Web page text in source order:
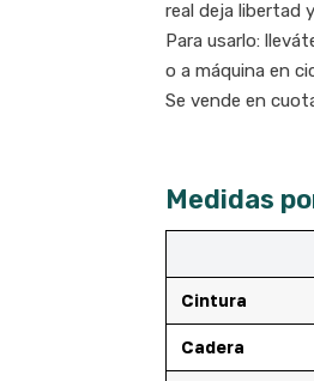
real deja libertad
Para usarlo:
o a máquina en
Se vende en
Medidas
Cintura
Cadera